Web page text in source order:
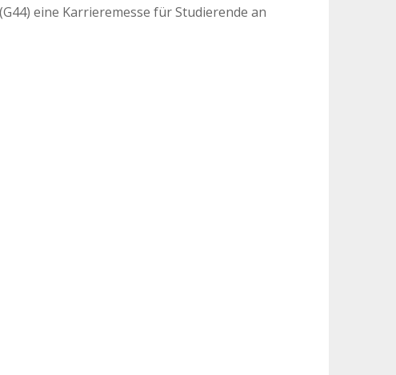
eine Karrieremesse für Studierende an